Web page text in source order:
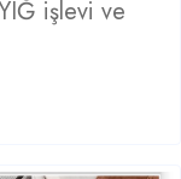
işlevi ve